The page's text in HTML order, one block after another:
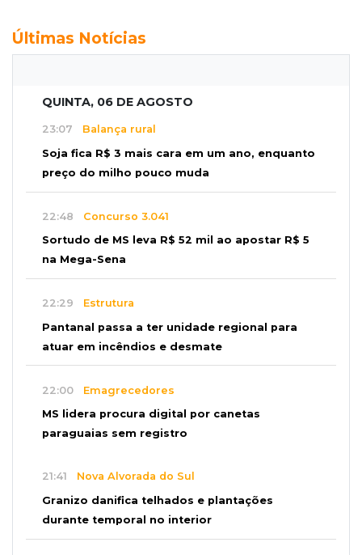
Últimas Notícias
QUINTA, 06 DE AGOSTO
23:07 Balança rural
Soja fica R$ 3 mais cara em um ano, enquanto
preço do milho pouco muda
22:48 Concurso 3.041
Sortudo de MS leva R$ 52 mil ao apostar R$ 5
na Mega-Sena
22:29 Estrutura
Pantanal passa a ter unidade regional para
atuar em incêndios e desmate
22:00 Emagrecedores
MS lidera procura digital por canetas
paraguaias sem registro
21:41 Nova Alvorada do Sul
Granizo danifica telhados e plantações
durante temporal no interior